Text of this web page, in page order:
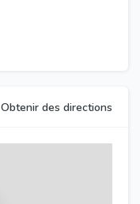
Obtenir des directions